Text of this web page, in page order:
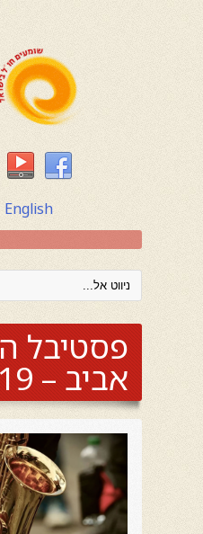
English
פסטיבל
אביב – 2019